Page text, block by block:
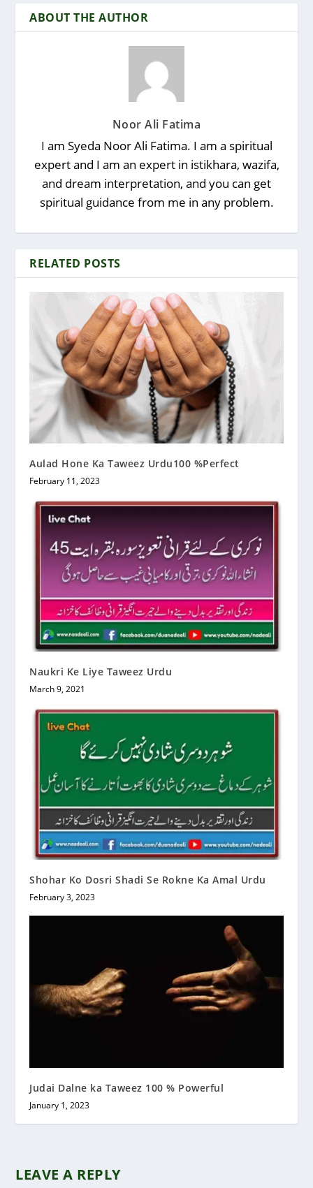
ABOUT THE AUTHOR
Noor Ali Fatima
I am Syeda Noor Ali Fatima. I am a spiritual
expert and I am an expert in istikhara, wazifa,
and dream interpretation, and you can get
spiritual guidance from me in any problem.
RELATED POSTS
Aulad Hone Ka Taweez Urdu100 %Perfect
February 11, 2023
Naukri Ke Liye Taweez Urdu
March 9, 2021
Shohar Ko Dosri Shadi Se Rokne Ka Amal Urdu
February 3, 2023
Judai Dalne ka Taweez 100 % Powerful
January 1, 2023
LEAVE A REPLY